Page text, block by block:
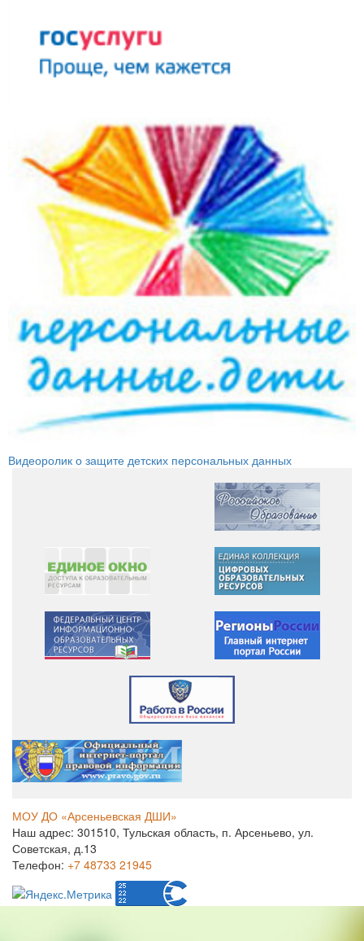
Видеоролик о защите детских персональных данных
МОУ ДО «Арсеньевская ДШИ»
Наш адрес: 301510, Тульская область, п. Арсеньево, ул.
Советская, д.13
Телефон: +7 48733 21945